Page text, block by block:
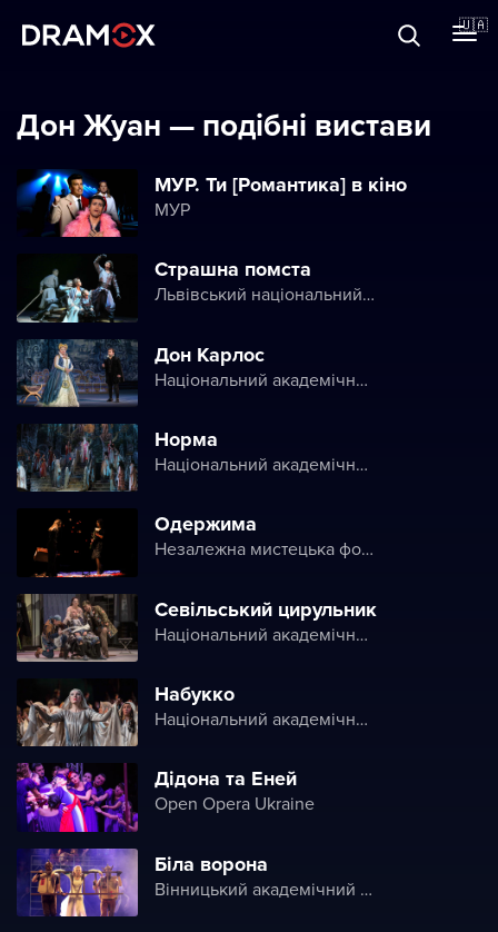
🇺🇦
Зареєструватися
Дон Жуан — подібні вистави
МУР. Ти [Романтика] в кіно
МУР
Страшна помста
Львівський національний академічний театр опери і балету ім. Соломії Крушельницької (Львівська національна опера)
Дон Карлос
Національний академічний театр опери та балету України ім. Т. Г. Шевченка
Норма
Національний академічний театр опери та балету України ім. Т. Г. Шевченка
Одержима
Незалежна мистецька формація Art.Razom
Севільський цирульник
Національний академічний театр опери та балету України ім. Т. Г. Шевченка
Набукко
Національний академічний театр опери та балету України ім. Т. Г. Шевченка
Дідона та Еней
Open Opera Ukraine
Біла ворона
Вінницький академічний театр ім. М. К. Садовського